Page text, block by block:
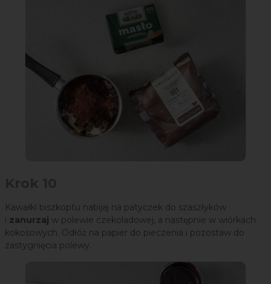
Kawałki biszkoptu nabijaj na patyczek do szaszłyków
i zanurzaj w polewie czekoladowej, a następnie w wiórkach
kokosowych. Odłóż na papier do pieczenia i pozostaw do
zastygnięcia polewy.